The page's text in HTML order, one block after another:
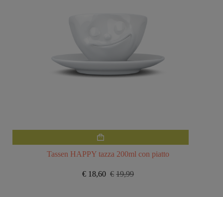
Tassen HAPPY tazza 200ml con piatto
€ 19,99
Il
€ 18,60 Il